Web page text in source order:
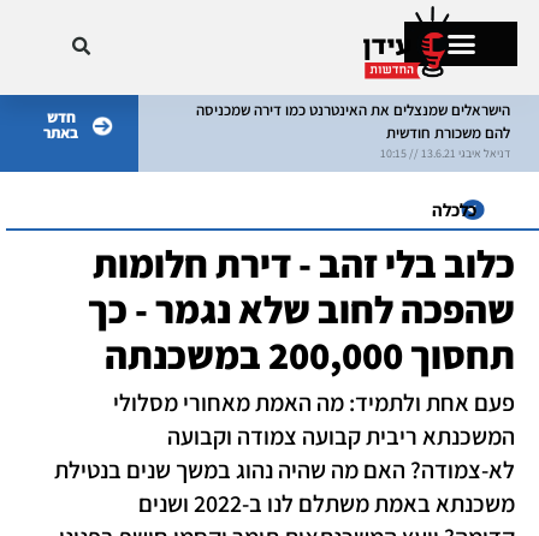
הישראלים שמנצלים את האינטרנט כמו דירה שמכניסה
להם משכורת חודשית
דניאל איבגי 13.6.21 // 10:15
מתקרחים בישראל
חדש
באתר
כלכלה
כלוב בלי זהב - דירת חלומות
שהפכה לחוב שלא נגמר - כך
תחסוך 200,000 במשכנתה
פעם אחת ולתמיד: מה האמת מאחורי מסלולי
המשכנתא ריבית קבועה צמודה וקבועה
לא-צמודה? האם מה שהיה נהוג במשך שנים בנטילת
משכנתא באמת משתלם לנו ב-2022 ושנים